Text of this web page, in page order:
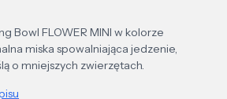
Bowl FLOWER MINI w kolorze
miska spowalniająca jedzenie,
o mniejszych zwierzętach.